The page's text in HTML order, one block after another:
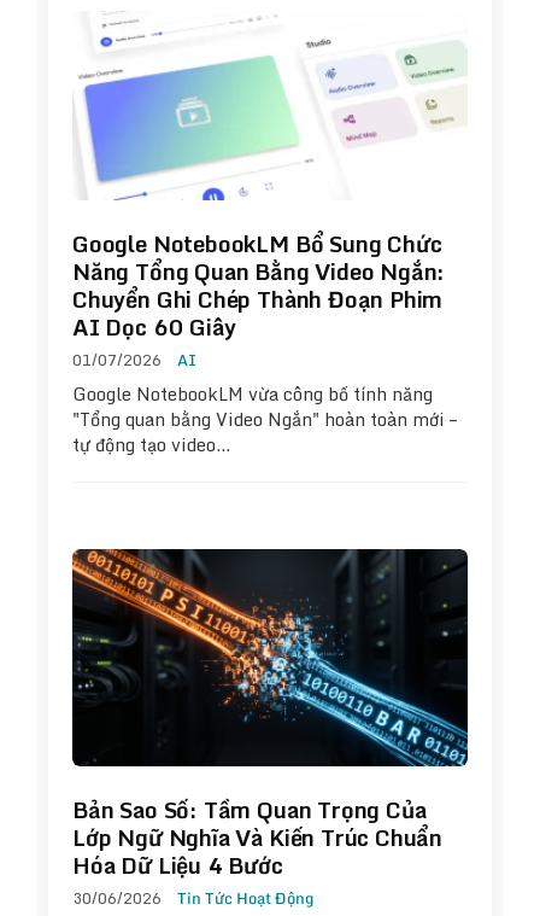
Google NotebookLM Bổ Sung Chức
Năng Tổng Quan Bằng Video Ngắn:
Chuyển Ghi Chép Thành Đoạn Phim
AI Dọc 60 Giây
01/07/2026 AI
Google NotebookLM vừa công bố tính năng
"Tổng quan bằng Video Ngắn" hoàn toàn mới –
tự động tạo video…
Bản Sao Số: Tầm Quan Trọng Của
Lớp Ngữ Nghĩa Và Kiến Trúc Chuẩn
Hóa Dữ Liệu 4 Bước
30/06/2026 Tin Tức Hoạt Động